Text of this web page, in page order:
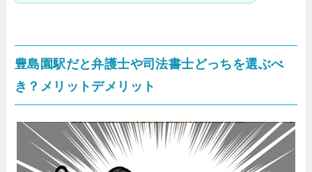
豊島園駅だと弁護士や司法書士どっちを選ぶべ
き？メリットデメリット